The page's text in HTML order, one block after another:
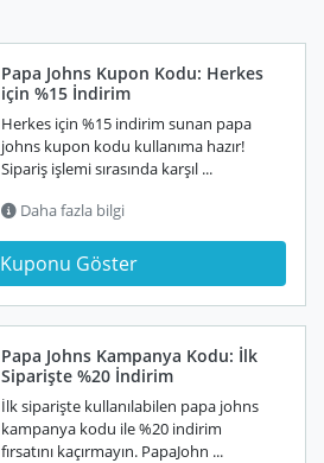
Papa Johns Kupon Kodu: Herkes
için %15 İndirim
Herkes için %15 indirim sunan papa
johns kupon kodu kullanıma hazır!
Sipariş işlemi sırasında karşıl ...
Daha fazla bilgi
Kuponu Göster
Papa Johns Kampanya Kodu: İlk
Siparişte %20 İndirim
İlk siparişte kullanılabilen papa johns
kampanya kodu ile %20 indirim
fırsatını kaçırmayın. PapaJohn ...